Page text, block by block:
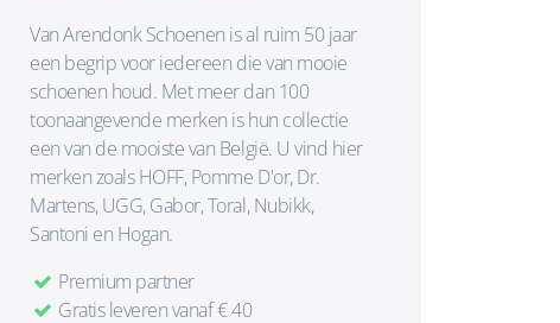
Van Arendonk Schoenen is al ruim 50 jaar
een begrip voor iedereen die van mooie
schoenen houd. Met meer dan 100
toonaangevende merken is hun collectie
een van de mooiste van België. U vind hier
merken zoals HOFF, Pomme D'or, Dr.
Martens, UGG, Gabor, Toral, Nubikk,
Santoni en Hogan.
Premium partner
Gratis leveren vanaf € 40